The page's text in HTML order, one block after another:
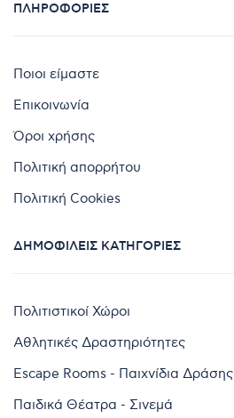
ΠΛΗΡΟΦΟΡΊΕΣ
Ποιοι είμαστε
Επικοινωνία
Όροι χρήσης
Πολιτική απορρήτου
Πολιτική Cookies
ΔΗΜΟΦΙΛΕΊΣ ΚΑΤΗΓΟΡΊΕΣ
Πολιτιστικοί Χώροι
Αθλητικές Δραστηριότητες
Escape Rooms - Παιχνίδια Δράσης
Παιδικά Θέατρα - Σινεμά